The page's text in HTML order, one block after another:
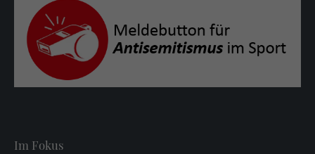
Im Fokus